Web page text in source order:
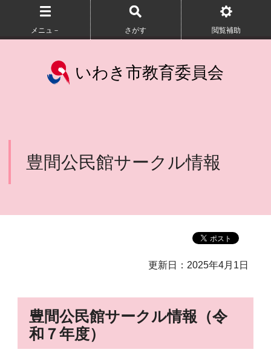
メニュ－ さがす 閲覧補助
いわき市教育委員会
豊間公民館サークル情報
更新日：2025年4月1日
豊間公民館サークル情報（令
和７年度）